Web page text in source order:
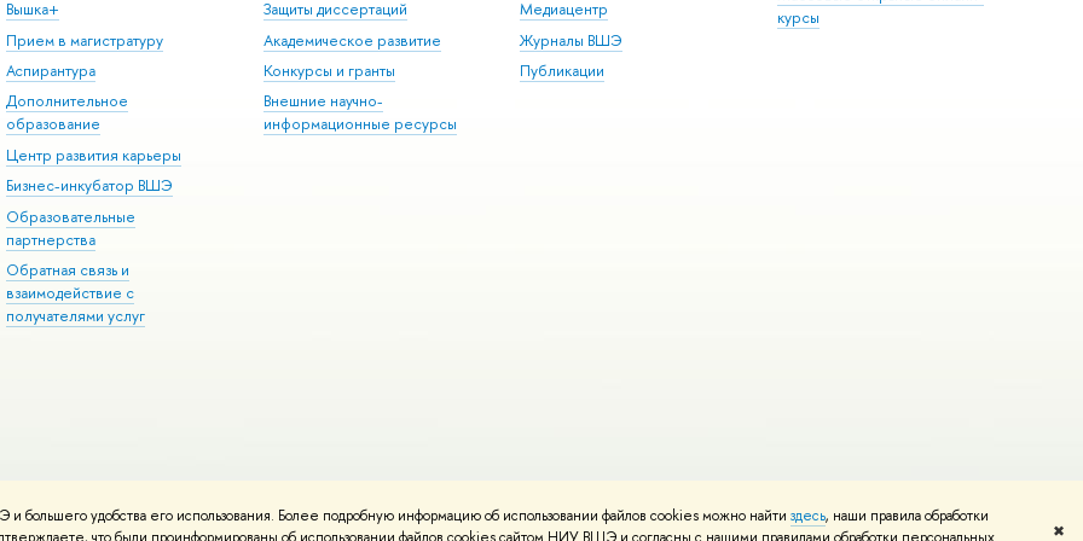
удобства его использования. Более подробную информацию об использовании файлов cookies можно найти здесь, наши правила обработки
✖
Вышка+
Прием в магистратуру
Аспирантура
Дополнительное
образование
Центр развития карьеры
Бизнес-инкубатор ВШЭ
Образовательные
партнерства
Обратная связь и
взаимодействие с
получателями услуг
Защиты диссертаций
Академическое развитие
Конкурсы и гранты
Внешние научно-
информационные ресурсы
Медиацентр
Журналы ВШЭ
Публикации
курсы
Редактору
Условия использования материалов Политика конфиденциальности Карта сайта